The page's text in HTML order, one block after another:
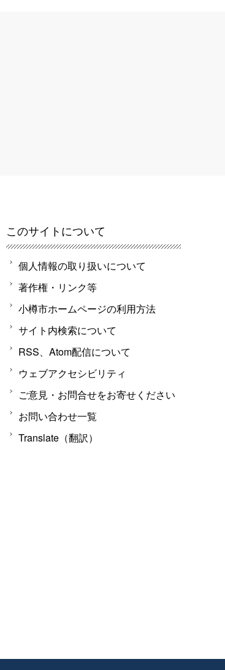
このサイトについて
個人情報の取り扱いについて
著作権・リンク等
小樽市ホームページの利用方法
サイト内検索について
RSS、Atom配信について
ウェブアクセシビリティ
ご意見・お問合せをお寄せください
お問い合わせ一覧
Translate（翻訳）